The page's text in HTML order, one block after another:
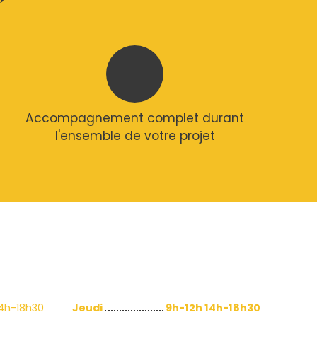
Accompagnement complet durant
l'ensemble de votre projet
18h30 Jeudi 9h-12h 14h-18h30